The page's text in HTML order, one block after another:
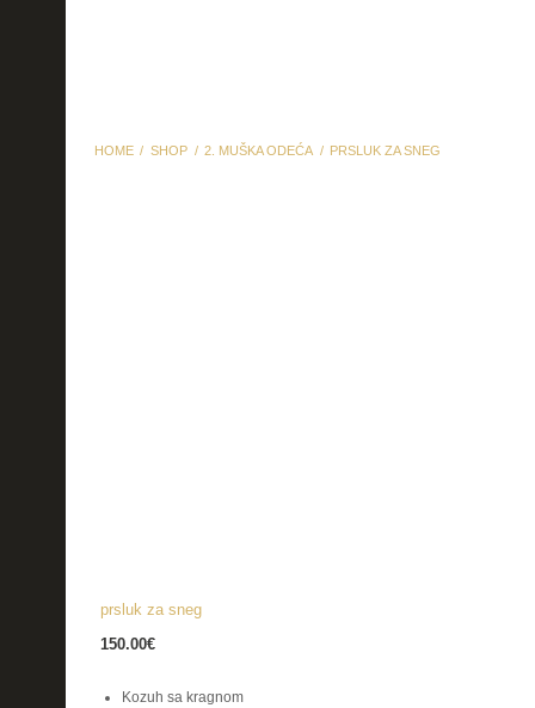
HOME SHOP 2. MUŠKA ODEĆA PRSLUK ZA SNEG
prsluk za sneg
150.00€
Kozuh sa kragnom